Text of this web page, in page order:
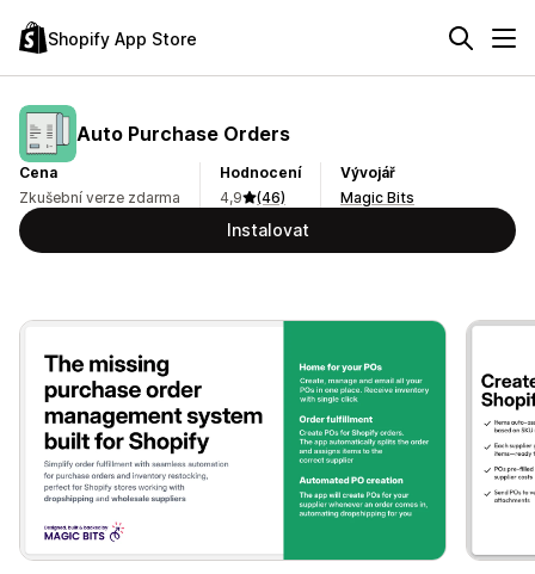
Shopify App Store
Auto Purchase Orders
Cena
Zkušební verze zdarma
Hodnocení
4,9
(46)
Vývojář
Magic Bits
Instalovat